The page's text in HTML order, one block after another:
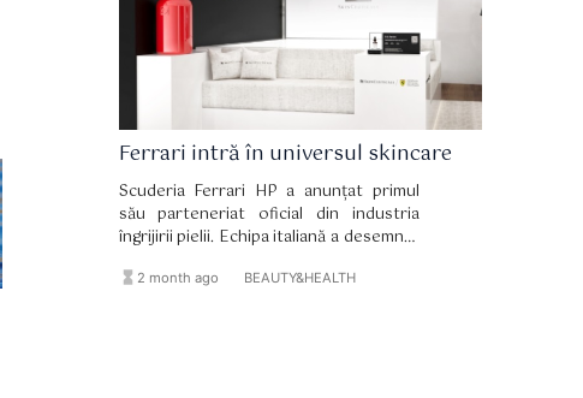
Ferrari intră în universul skincare
Scuderia Ferrari HP a anunțat primul
său parteneriat oficial din industria
îngrijirii pielii. Echipa italiană a desemnat
skincare într-un acord multianual care
hourglass_full 2 month ago BEAUTY&HEALTH